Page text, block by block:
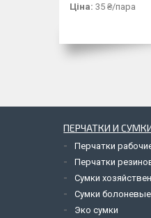
Ціна: 35 ₴/пара
ПЕРЧАТКИ И
Перчатки
Перчатки
Сумки
Сумки болоневые
Эко сумки